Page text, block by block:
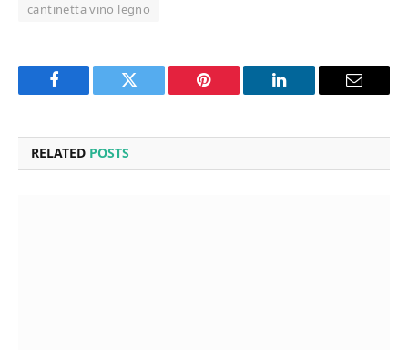
cantinetta vino legno
Facebook Twitter Pinterest LinkedIn Email
RELATED POSTS